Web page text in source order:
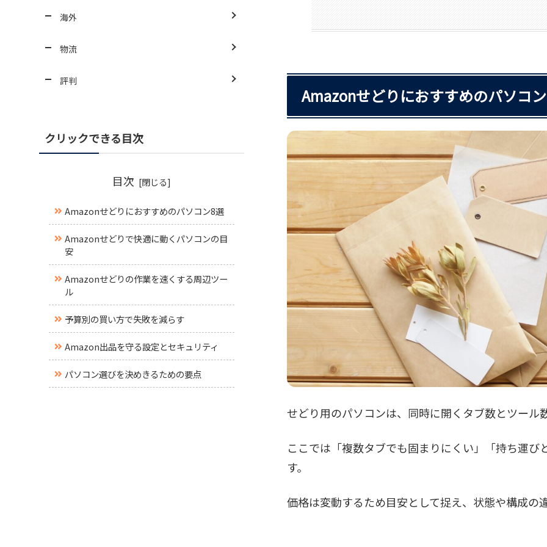
Amazonせどりにおすすめのパソコ
せどり用のパソコンは、同時に開くタブ数とツール
ここでは「複数タブでも固まりにくい」「持ち運
す。
価格は変動するため目安として捉え、状態や構成の
海外
物流
評判
クリックできる目次
目次
Amazonせどりにおすすめのパソコン8選
Amazonせどりで快適に動くパソコンの目
安
Amazonせどりの作業を速くする周辺ツー
ル
予算別の買い方で失敗を減らす
Amazon出品を守る設定とセキュリティ
パソコン選びを決めきるための要点